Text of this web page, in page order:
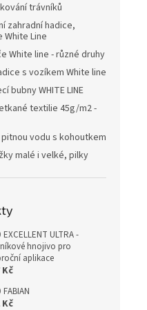
trávníků
zahradní hadice,
White Line
White line - různé druhy
s vozíkem White line
bubny WHITE LINE
textilie 45g/m2 -
vodu s kohoutkem
malé i velké, pilky
EXCELLENT ULTRA -
hnojivo pro
aplikace
Kč
FABIAN
Kč